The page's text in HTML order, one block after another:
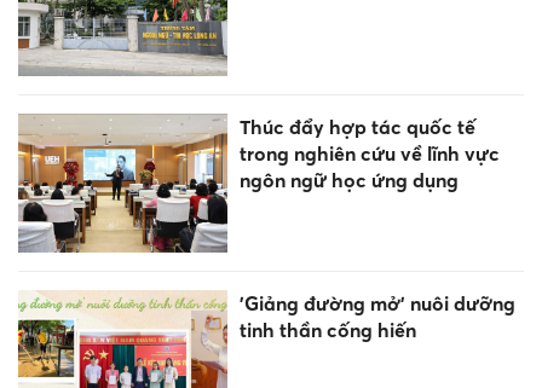
Thúc đẩy hợp tác quốc tế
trong nghiên cứu về lĩnh vực
ngôn ngữ học ứng dụng
'Giảng đường mở' nuôi dưỡng
tinh thần cống hiến